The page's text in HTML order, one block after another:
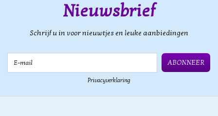
Nieuwsbrief
Schrijf u in voor nieuwtjes en leuke aanbiedingen
ABONNEER
Privacyverklaring